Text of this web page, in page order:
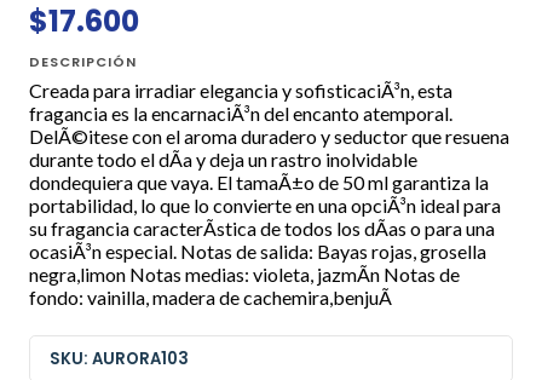
$17.600
DESCRIPCIÓN
Creada para irradiar elegancia y sofisticaciÃ³n, esta
fragancia es la encarnaciÃ³n del encanto atemporal.
DelÃ©itese con el aroma duradero y seductor que resuena
durante todo el dÃ­a y deja un rastro inolvidable
dondequiera que vaya. El tamaÃ±o de 50 ml garantiza la
portabilidad, lo que lo convierte en una opciÃ³n ideal para
su fragancia caracterÃ­stica de todos los dÃ­as o para una
ocasiÃ³n especial. Notas de salida: Bayas rojas, grosella
negra,limon Notas medias: violeta, jazmÃ­n Notas de
fondo: vainilla, madera de cachemira,benjuÃ­
SKU: AURORA103